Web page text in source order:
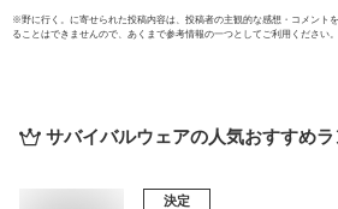
※野に行く。 に寄せられた投稿内容は、投稿者の主観的な感想・コメント
ることはできませんので、あくまで参考情報の一つとしてご利用ください。
サバイバルウェアの人気おすすめ
決定